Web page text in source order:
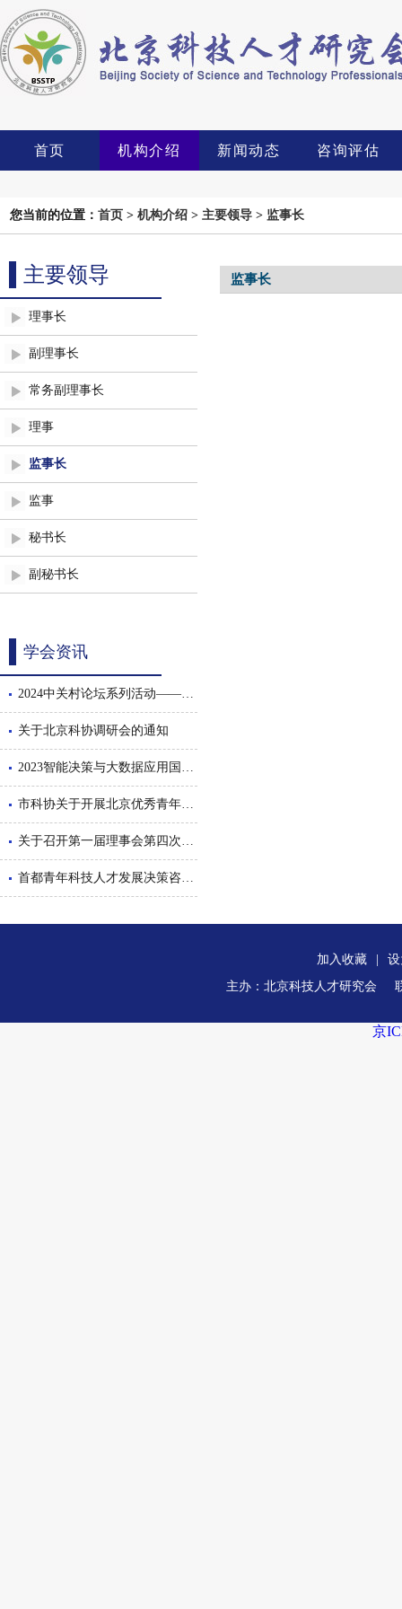
首页 机构介绍 新闻动态 咨询评估
您当前的位置：首页 >机构介绍 >主要领导 > 监事长
主要领导
理事长
副理事长
常务副理事长
理事
监事长
监事
秘书长
副秘书长
学会资讯
2024中关村论坛系列活动——智能决策与大数据应用国际会议暨数智驱动的管理创新论坛隆重召开
关于北京科协调研会的通知
2023智能决策与大数据应用国际会议隆重召开
市科协关于开展北京优秀青年工程师后期跟踪服务工作的通知
关于召开第一届理事会第四次会议的通知
首都青年科技人才发展决策咨询沙龙举办
监事长
加入收藏
主办：北京科技人才研究会
京